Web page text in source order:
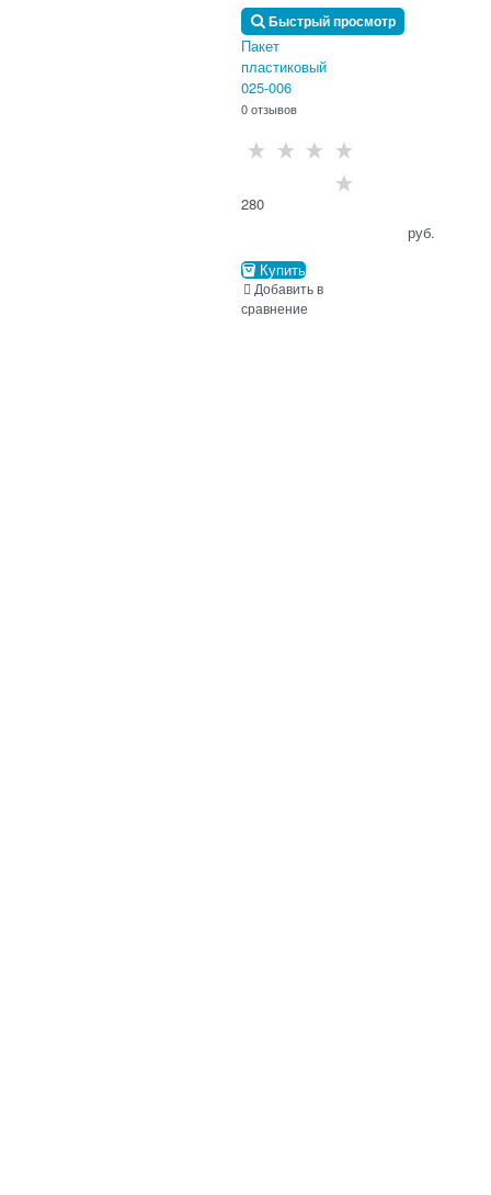
Быстрый просмотр
Пакет
пластиковый
025-006
0 отзывов
280
                                      руб.
Купить
Добавить в
сравнение